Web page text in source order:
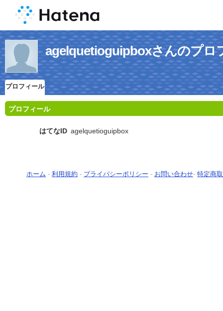
agelquetioguipboxさんのプロ
プロフィール
プロフィール
はてなID agelquetioguipbox
ホーム - 利用規約 - プライバシーポリシー - お問い合わせ- 特定商